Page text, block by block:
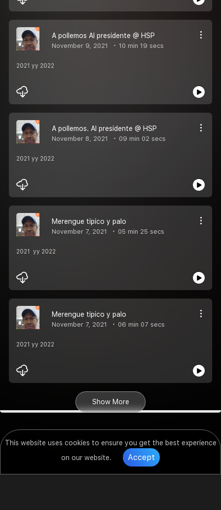
This website uses cookies to ensure you get the best experience
on our website.
Accept
A pollemos Al presidente @ HSP
November 9, 2021 10 min 19 secs
2021 yy 2022
A pollemos. Al presidente @ HSP
November 8, 2021 09 min 02 secs
2021 yy 2022
Merengue tipico y palo
November 7, 2021 05 min 25 secs
2021 yy 2022
Merengue tipico y palo
November 7, 2021 06 min 07 secs
2021 yy 2022
Show More